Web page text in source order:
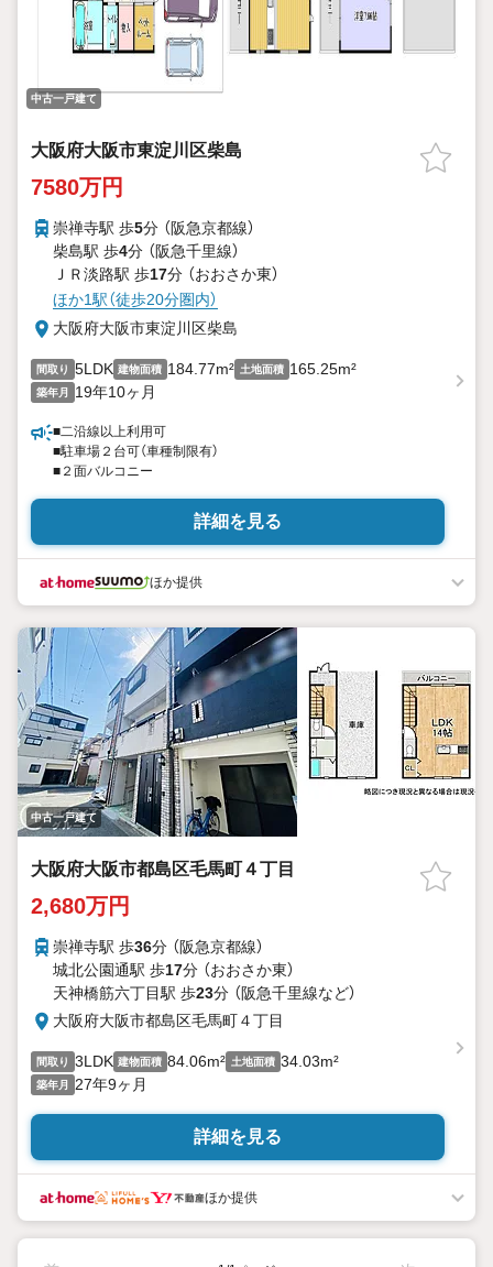
中古一戸建て
大阪府大阪市東淀川区柴島
7580万円
崇禅寺駅 歩5分 （阪急京都線）
柴島駅 歩4分 （阪急千里線）
ＪＲ淡路駅 歩17分 （おおさか東）
ほか1駅（徒歩20分圏内）
大阪府大阪市東淀川区柴島
間取り 5LDK 建物面積 184.77m² 土地面積 165.25m²
築年月 19年10ヶ月
■二沿線以上利用可
■駐車場２台可（車種制限有）
■２面バルコニー
詳細を見る
ほか提供
中古一戸建て
大阪府大阪市都島区毛馬町４丁目
2,680万円
崇禅寺駅 歩36分 （阪急京都線）
城北公園通駅 歩17分 （おおさか東）
天神橋筋六丁目駅 歩23分 （阪急千里線など）
大阪府大阪市都島区毛馬町４丁目
間取り 3LDK 建物面積 84.06m² 土地面積 34.03m²
築年月 27年9ヶ月
詳細を見る
ほか提供